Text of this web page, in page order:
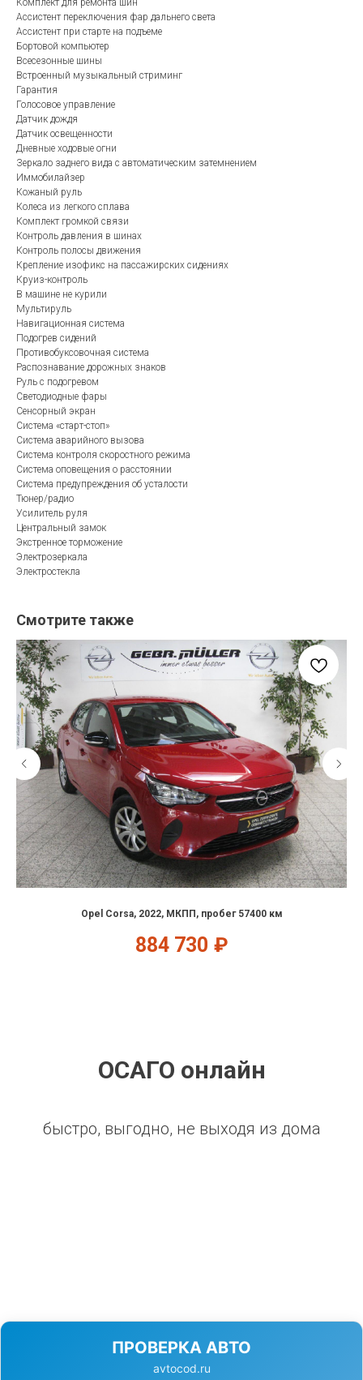
Комплект для ремонта шин
Ассистент переключения фар дальнего света
Ассистент при старте на подъеме
Бортовой компьютер
Всесезонные шины
Встроенный музыкальный стриминг
Гарантия
Голосовое управление
Датчик дождя
Датчик освещенности
Дневные ходовые огни
Зеркало заднего вида с автоматическим затемнением
Иммобилайзер
Кожаный руль
Колеса из легкого сплава
Комплект громкой связи
Контроль давления в шинах
Контроль полосы движения
Крепление изофикс на пассажирских сидениях
Круиз-контроль
В машине не курили
Мультируль
Навигационная система
Подогрев сидений
Противобуксовочная система
Распознавание дорожных знаков
Руль с подогревом
Светодиодные фары
Сенсорный экран
Система «старт-стоп»
Система аварийного вызова
Система контроля скоростного режима
Система оповещения о расстоянии
Система предупреждения об усталости
Тюнер/радио
Усилитель руля
Центральный замок
Экстренное торможение
Электрозеркала
Электростекла
Смотрите также
Opel Corsa, 2022, МКПП, пробег 57400 км
884 730 ₽
ОСАГО онлайн
быстро, выгодно, не выходя из дома
ПРОВЕРКА АВТО
avtocod.ru